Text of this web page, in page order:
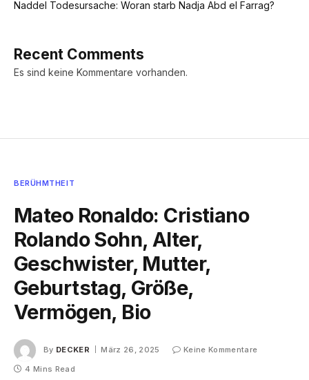
Naddel Todesursache: Woran starb Nadja Abd el Farrag?
Recent Comments
Es sind keine Kommentare vorhanden.
BERÜHMTHEIT
Mateo Ronaldo: Cristiano
Rolando Sohn, Alter,
Geschwister, Mutter,
Geburtstag, Größe,
Vermögen, Bio
By DECKER März 26, 2025
Keine Kommentare
4 Mins Read